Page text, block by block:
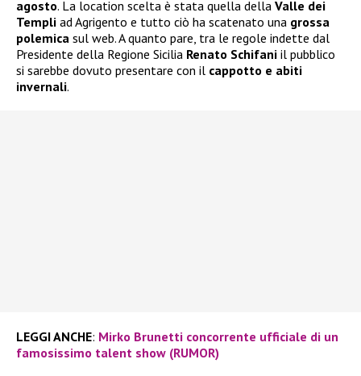
agosto. La location scelta è stata quella della Valle dei
Templi ad Agrigento e tutto ciò ha scatenato una grossa
polemica sul web. A quanto pare, tra le regole indette dal
Presidente della Regione Sicilia Renato Schifani il pubblico
si sarebbe dovuto presentare con il cappotto e abiti
invernali.
LEGGI ANCHE: Mirko Brunetti concorrente ufficiale di un
famosissimo talent show (RUMOR)